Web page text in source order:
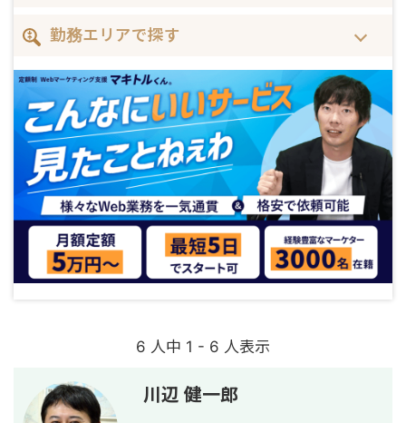
勤務エリアで探す
6 人中 1 - 6 人表示
川辺 健一郎